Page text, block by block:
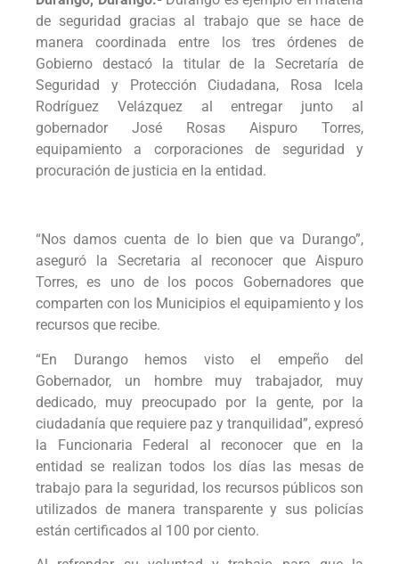
de seguridad gracias al trabajo que se hace de
manera coordinada entre los tres órdenes de
Gobierno destacó la titular de la Secretaría de
Seguridad y Protección Ciudadana, Rosa Icela
Rodríguez Velázquez al entregar junto al
gobernador José Rosas Aispuro Torres,
equipamiento a corporaciones de seguridad y
procuración de justicia en la entidad.
“Nos damos cuenta de lo bien que va Durango”,
aseguró la Secretaria al reconocer que Aispuro
Torres, es uno de los pocos Gobernadores que
comparten con los Municipios el equipamiento y los
recursos que recibe.
“En Durango hemos visto el empeño del
Gobernador, un hombre muy trabajador, muy
dedicado, muy preocupado por la gente, por la
ciudadanía que requiere paz y tranquilidad”, expresó
la Funcionaria Federal al reconocer que en la
entidad se realizan todos los días las mesas de
trabajo para la seguridad, los recursos públicos son
utilizados de manera transparente y sus policías
están certificados al 100 por ciento.